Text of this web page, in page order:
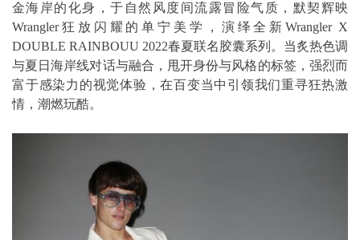
金海岸的化身，于自然风度间流露冒险气质，默契辉映
Wrangler狂放闪耀的单宁美学，演绎全新Wrangler X
DOUBLE RAINBOUU 2022春夏联名胶囊系列。当炙热色调
与夏日海岸线对话与融合，甩开身份与风格的标签，强烈而
富于感染力的视觉体验，在百变当中引领我们重寻狂热激
情，潮燃玩酷。